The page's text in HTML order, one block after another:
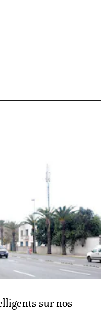
sur nos